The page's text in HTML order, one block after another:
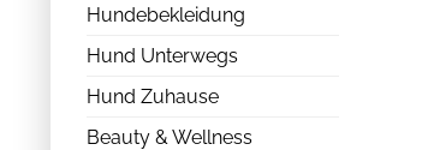
Hundebekleidung
Hund Unterwegs
Hund Zuhause
Beauty & Wellness